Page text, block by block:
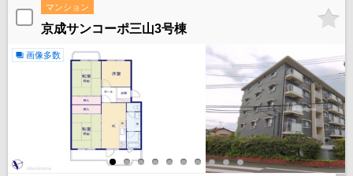
マンション
京成サンコーポ三山3号棟
画像多数